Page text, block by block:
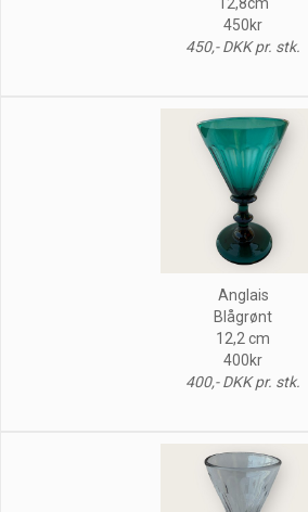
450kr
450,- DKK pr. stk.
Anglais
Blågrønt
12,2 cm
400kr
400,- DKK pr. stk.